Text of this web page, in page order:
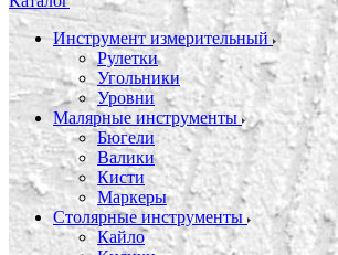
Инструмент измерительный
Рулетки
Угольники
Уровни
Малярные инструменты
Бюгели
Валики
Кисти
Маркеры
Столярные инструменты
Кайло